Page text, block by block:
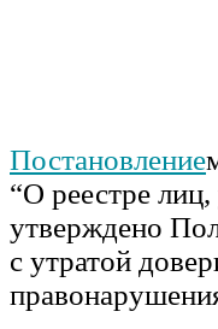
Постановление
“О реестре
утверждено
с утратой